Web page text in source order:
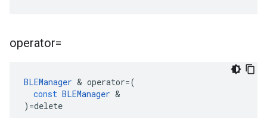
operator=
BLEManager & operator=(
const BLEManager &
) =delete